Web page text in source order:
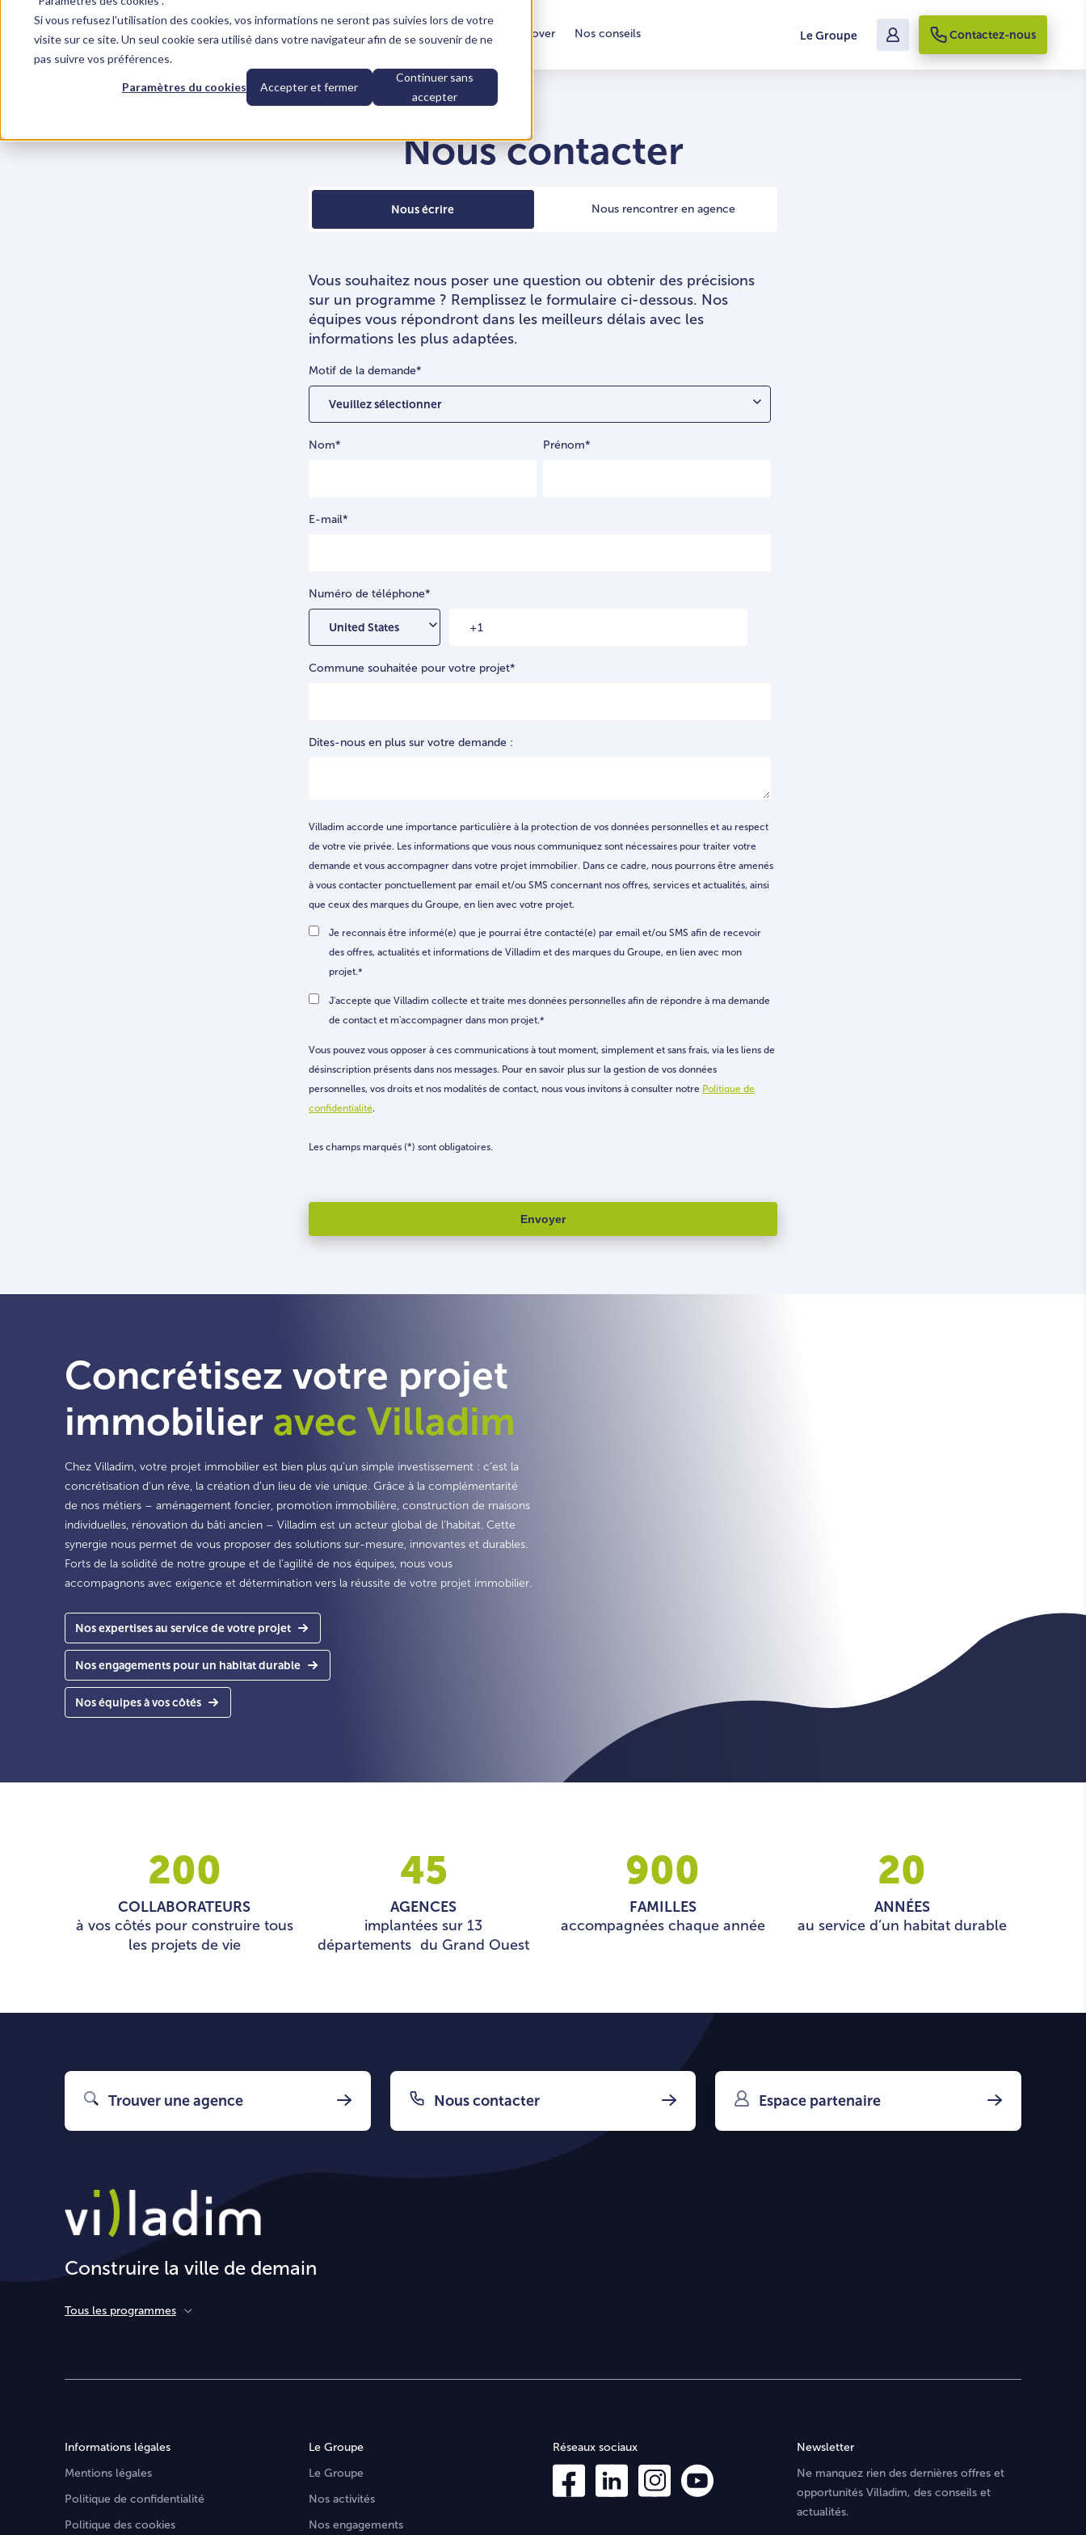
Si vous refusez l'utilisation des cookies, vos informations ne seront pas suivies lors de votre
visite sur ce site. Un seul cookie sera utilisé dans votre navigateur afin de se souvenir de ne
pas suivre vos préférences.
Paramètres du cookies Accepter et fermer
Continuer sans
accepter
Nos programmes Acheter Faire construire Vendre Rénover Nos conseils Le Groupe Contactez-nous
Nous contacter
Nous écrire Nous rencontrer en agence
Vous souhaitez nous poser une question ou obtenir des précisions
sur un programme ? Remplissez le formulaire ci-dessous. Nos
équipes vous répondront dans les meilleurs délais avec les
informations les plus adaptées.
Motif de la demande*
Nom* Prénom*
E-mail*
Numéro de téléphone*
Commune souhaitée pour votre projet*
Dites-nous en plus sur votre demande :
Villadim accorde une importance particulière à la protection de vos données personnelles et au respect
de votre vie privée. Les informations que vous nous communiquez sont nécessaires pour traiter votre
demande et vous accompagner dans votre projet immobilier. Dans ce cadre, nous pourrons être amenés
à vous contacter ponctuellement par email et/ou SMS concernant nos offres, services et actualités, ainsi
que ceux des marques du Groupe, en lien avec votre projet.
Je reconnais être informé(e) que je pourrai être contacté(e) par email et/ou SMS afin de recevoir
des offres, actualités et informations de Villadim et des marques du Groupe, en lien avec mon
projet.*
J'accepte que Villadim collecte et traite mes données personnelles afin de répondre à ma demande
de contact et m'accompagner dans mon projet.*
Vous pouvez vous opposer à ces communications à tout moment, simplement et sans frais, via les liens de
désinscription présents dans nos messages. Pour en savoir plus sur la gestion de vos données
personnelles, vos droits et nos modalités de contact, nous vous invitons à consulter notre Politique de
confidentialité.
Les champs marqués (*) sont obligatoires.
Concrétisez votre projet
immobilier avec Villadim
Chez Villadim, votre projet immobilier est bien plus qu'un simple investissement : c’est la
concrétisation d’un rêve, la création d’un lieu de vie unique. Grâce à la complémentarité
de nos métiers – aménagement foncier, promotion immobilière, construction de maisons
individuelles, rénovation du bâti ancien – Villadim est un acteur global de l’habitat. Cette
synergie nous permet de vous proposer des solutions sur-mesure, innovantes et durables.
Forts de la solidité de notre groupe et de l’agilité de nos équipes, nous vous
accompagnons avec exigence et détermination vers la réussite de votre projet immobilier.
Nos expertises au service de votre projet
Nos engagements pour un habitat durable
Nos équipes à vos côtés
200
COLLABORATEURS
à vos côtés pour construire tous
les projets de vie
45
AGENCES
implantées sur 13
départements du Grand Ouest
900
FAMILLES
accompagnées chaque année
20
ANNÉES
au service d’un habitat durable
Trouver une agence Nous contacter Espace partenaire
Construire la ville de demain
Tous les programmes
Informations légales
Mentions légales
Politique de confidentialité
Politique des cookies
Le Groupe
Le Groupe
Nos activités
Nos engagements
Réseaux sociaux Newsletter
Ne manquez rien des dernières offres et
opportunités Villadim, des conseils et
actualités.